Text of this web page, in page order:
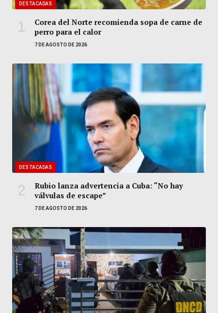
DESTACADAS
Corea del Norte recomienda sopa de carne de
perro para el calor
7 DE AGOSTO DE 2026
DESTACADAS
Rubio lanza advertencia a Cuba: “No hay
válvulas de escape”
7 DE AGOSTO DE 2026